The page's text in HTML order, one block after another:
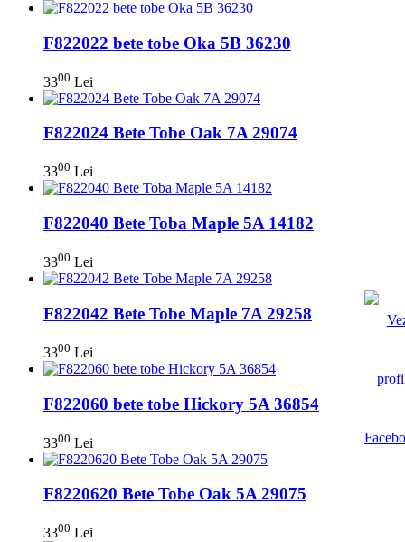
F822022 bete tobe Oka 5B 36230
3300 Lei
F822024 Bete Tobe Oak 7A 29074
3300 Lei
F822040 Bete Toba Maple 5A 14182
3300 Lei
F822042 Bete Tobe Maple 7A 29258
3300 Lei
F822060 bete tobe Hickory 5A 36854
3300 Lei
F8220620 Bete Tobe Oak 5A 29075
3300 Lei